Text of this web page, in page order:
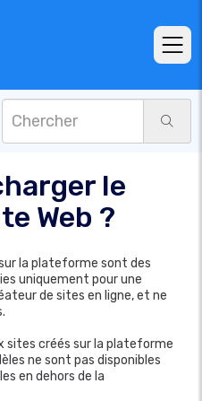
le
Web ?
la plateforme sont des
uniquement pour une
de sites en ligne, et ne
sites créés sur la plateforme
ne sont pas disponibles
en dehors de la